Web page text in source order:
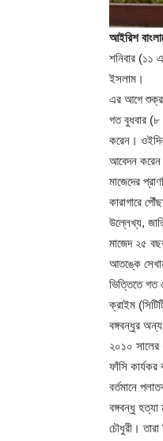
আইরিশ
শনিবার (১১
ইসলাম।
এর আগে
গত বুধবার (৮
করেন। ওইদিন
আবেদন করেন।
মাজেদের
কারাগারে
উল্লেখ্য,
মাজেদ ২৫
আতঙ্কে
ভিত্তিতে গত
ক্রাইম
বঙ্গবন্ধুর
২০১০ সালের
ফাঁসি কার্যকর
বর্তমানে
বঙ্গবন্ধু
চৌধুরী।